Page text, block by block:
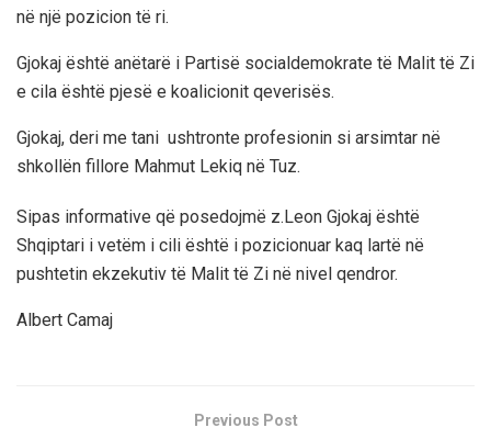
në një pozicion të ri.
Gjokaj është anëtarë i Partisë socialdemokrate të Malit të Zi
e cila është pjesë e koalicionit qeverisës.
Gjokaj, deri me tani ushtronte profesionin si arsimtar në
shkollën fillore Mahmut Lekiq në Tuz.
Sipas informative që posedojmë z.Leon Gjokaj është
Shqiptari i vetëm i cili është i pozicionuar kaq lartë në
pushtetin ekzekutiv të Malit të Zi në nivel qendror.
Albert Camaj
Previous Post